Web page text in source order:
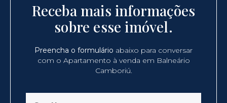
Receba mais informações
sobre esse imóvel.
Preencha o formulário abaixo para conversar
com o Apartamento à venda em Balneário
Camboriú.